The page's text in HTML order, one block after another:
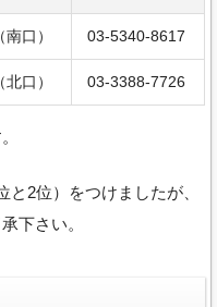
口） 03-5340-8617
口） 03-3388-7726
2位）をつけましたが、
下さい。